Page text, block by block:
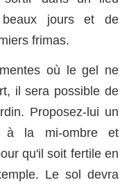
jours et de
frimas.
où le gel ne
il sera possible de
Proposez-lui un
à la mi-ombre et
qu'il soit fertile en
Le sol devra